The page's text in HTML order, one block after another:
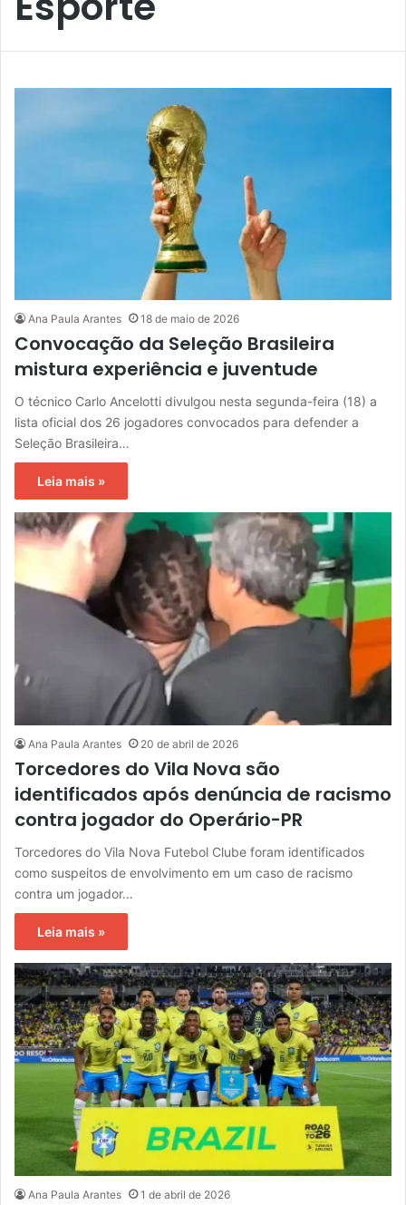
Ana Paula Arantes 18 de maio de 2026
Convocação da Seleção Brasileira
mistura experiência e juventude
O técnico Carlo Ancelotti divulgou nesta segunda-feira (18) a
lista oficial dos 26 jogadores convocados para defender a
Seleção Brasileira…
Leia mais »
Ana Paula Arantes 20 de abril de 2026
Torcedores do Vila Nova são
identificados após denúncia de racismo
contra jogador do Operário-PR
Torcedores do Vila Nova Futebol Clube foram identificados
como suspeitos de envolvimento em um caso de racismo
contra um jogador…
Leia mais »
Ana Paula Arantes 1 de abril de 2026